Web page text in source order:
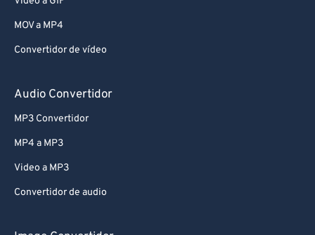
MOV a MP4
Convertidor de vídeo
Audio Convertidor
MP3 Convertidor
MP4 a MP3
Video a MP3
Convertidor de audio